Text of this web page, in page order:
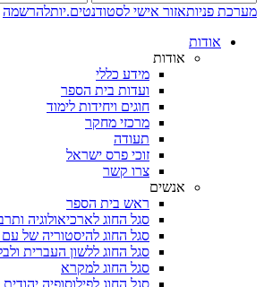
מערכת פניותאזור אישי לסטודנטים.יותלהרשמה
אודות
אודות
מידע כללי
ועדות בית הספר
חוגים ויחידות לימוד
מרכזי מחקר
תעודה
זוכי פרס ישראל
צרו קשר
אנשים
ראש בית הספר
סגל החוג לארכיאולוגיה
סגל החוג להיסטוריה של
סגל החוג ללשון העברית
סגל החוג למקרא
סגל החוג לפילוסופיה